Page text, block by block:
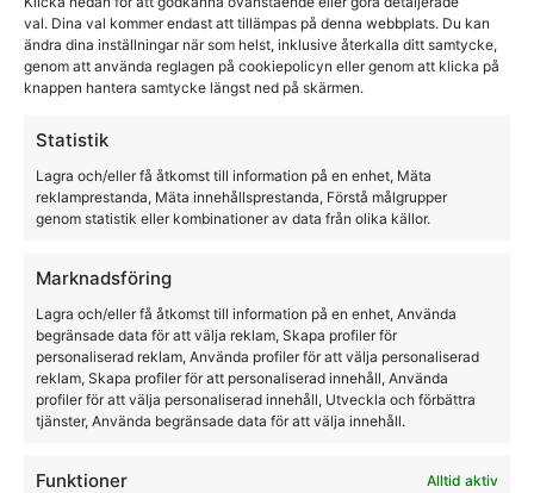
val. Dina val kommer endast att tillämpas på denna webbplats. Du kan
ändra dina inställningar när som helst, inklusive återkalla ditt samtycke,
genom att använda reglagen på cookiepolicyn eller genom att klicka på
knappen hantera samtycke längst ned på skärmen.
Statistik
Lagra och/eller få åtkomst till information på en enhet, Mäta
reklamprestanda, Mäta innehållsprestanda, Förstå målgrupper
genom statistik eller kombinationer av data från olika källor.
Marknadsföring
Lagra och/eller få åtkomst till information på en enhet, Använda
begränsade data för att välja reklam, Skapa profiler för
personaliserad reklam, Använda profiler för att välja personaliserad
reklam, Skapa profiler för att personaliserad innehåll, Använda
profiler för att välja personaliserad innehåll, Utveckla och förbättra
tjänster, Använda begränsade data för att välja innehåll.
Funktioner
Alltid aktiv
Lippo
730,00kr